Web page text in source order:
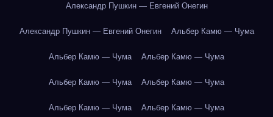
Александр Пушкин — Евгений Онегин
Александр Пушкин — Евгений Онегин Альбер Камю — Чума
Альбер Камю — Чума Альбер Камю — Чума
Альбер Камю — Чума Альбер Камю — Чума
Альбер Камю — Чума Альбер Камю — Чума